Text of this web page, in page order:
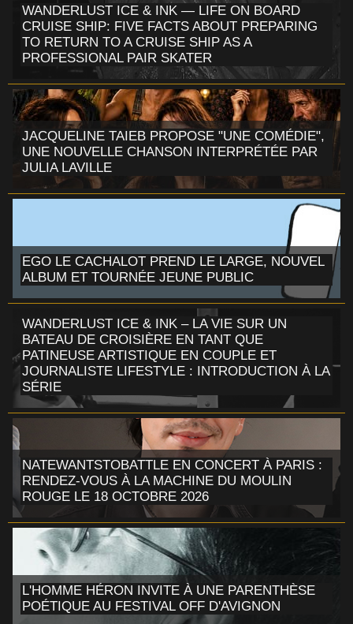
WANDERLUST ICE & INK — LIFE ON BOARD
CRUISE SHIP: FIVE FACTS ABOUT PREPARING
TO RETURN TO A CRUISE SHIP AS A
PROFESSIONAL PAIR SKATER
JACQUELINE TAIEB PROPOSE "UNE COMÉDIE",
UNE NOUVELLE CHANSON INTERPRÉTÉE PAR
JULIA LAVILLE
EGO LE CACHALOT PREND LE LARGE, NOUVEL
ALBUM ET TOURNÉE JEUNE PUBLIC
WANDERLUST ICE & INK – LA VIE SUR UN
BATEAU DE CROISIÈRE EN TANT QUE
PATINEUSE ARTISTIQUE EN COUPLE ET
JOURNALISTE LIFESTYLE : INTRODUCTION À LA
SÉRIE
NATEWANTSTOBATTLE EN CONCERT À PARIS :
RENDEZ-VOUS À LA MACHINE DU MOULIN
ROUGE LE 18 OCTOBRE 2026
L'HOMME HÉRON INVITE À UNE PARENTHÈSE
POÉTIQUE AU FESTIVAL OFF D'AVIGNON